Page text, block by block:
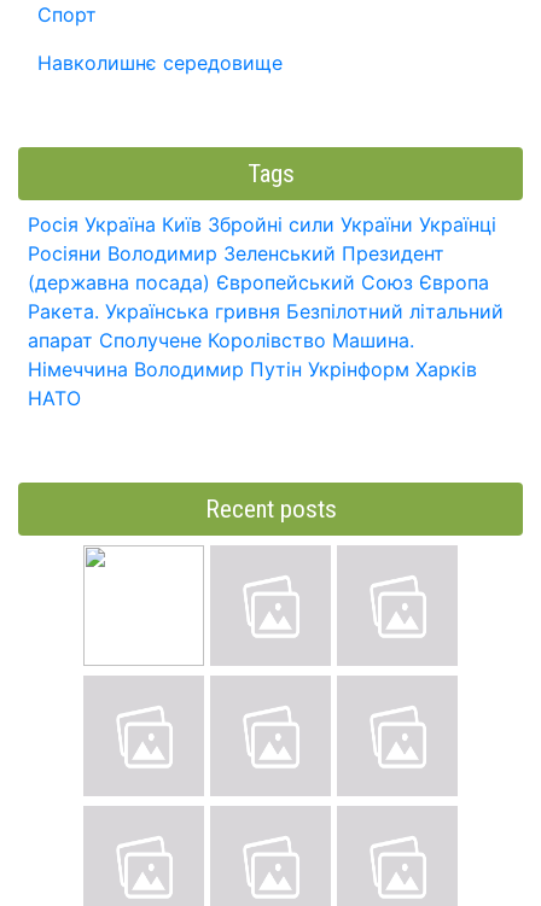
Спорт
Навколишнє середовище
Tags
Росія Україна Київ Збройні сили України Українці
Росіяни Володимир Зеленський Президент
(державна посада) Європейський Союз Європа
Ракета. Українська гривня Безпілотний літальний
апарат Сполучене Королівство Машина.
Німеччина Володимир Путін Укрінформ Харків
НАТО
Recent posts